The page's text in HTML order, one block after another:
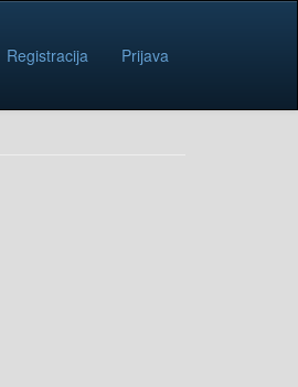
Registracija Prijava